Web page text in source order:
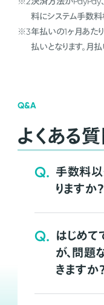
料にシステム手数料
※3年払いの1ヶ月あた
払いとなります。月
Q&A
よくある
Q. 手数料
りますか？
Q. はじめ
が、問題
きますか